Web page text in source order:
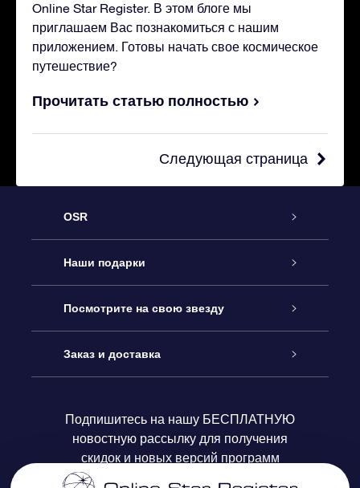
Online Star Register. В этом блоге мы
приглашаем Вас познакомиться с нашим
приложением. Готовы начать свое космическое
путешествие?
Прочитать статью полностью
Следующая страница
OSR
Обслуживание
Как с нами связаться
Блог
Отзывы
Наши подарки
Онлайн подарок Online Star Gift
Подарочный набор OSR
Подарочная карта OSR
Посмотрите на свою звезду
Звездный реестр
Персонализированная страница Star Page
Заказ и доставка
Платежная информация
Подпишитесь на нашу БЕСПЛАТНУЮ
новостную рассылку для получения
скидок и новых версий программ